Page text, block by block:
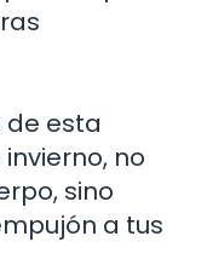
esta
no
sino
a tus